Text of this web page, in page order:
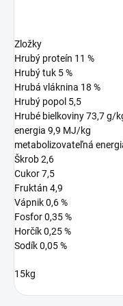
Zložky
Hrubý proteín 11 %
Hrubý tuk 5 %
Hrubá vláknina 18 %
Hrubý popol 5,5
Hrubé bielkoviny 73,7 g/
energia 9,9 MJ/kg
metabolizovateľná
Škrob 2,6
Cukor 7,5
Fruktán 4,9
Vápnik 0,6 %
Fosfor 0,35 %
Horčík 0,25 %
Sodík 0,05 %
15kg